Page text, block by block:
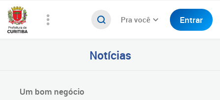
Pra você Entrar
Notícias
Um bom negócio